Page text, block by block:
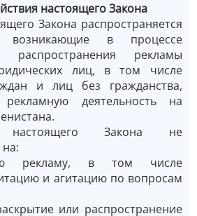
настоящего Закона
Закона распространяется
в процессе
распространения рекламы
лиц, в том числе
и лиц без гражданства,
рекламную деятельность на
Закона не
рекламу, в том числе
и агитацию по вопросам
или распространение